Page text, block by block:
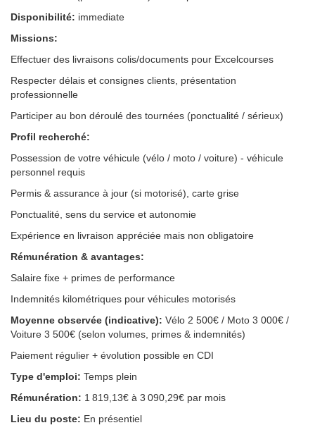
Disponibilité: immediate
Missions:
Effectuer des livraisons colis/documents pour Excelcourses
Respecter délais et consignes clients, présentation
professionnelle
Participer au bon déroulé des tournées (ponctualité / sérieux)
Profil recherché:
Possession de votre véhicule (vélo / moto / voiture) - véhicule
personnel requis
Permis & assurance à jour (si motorisé), carte grise
Ponctualité, sens du service et autonomie
Expérience en livraison appréciée mais non obligatoire
Rémunération & avantages:
Salaire fixe + primes de performance
Indemnités kilométriques pour véhicules motorisés
Moyenne observée (indicative): Vélo 2 500€ / Moto 3 000€ /
Voiture 3 500€ (selon volumes, primes & indemnités)
Paiement régulier + évolution possible en CDI
Type d'emploi: Temps plein
Rémunération: 1 819,13€ à 3 090,29€ par mois
Lieu du poste: En présentiel